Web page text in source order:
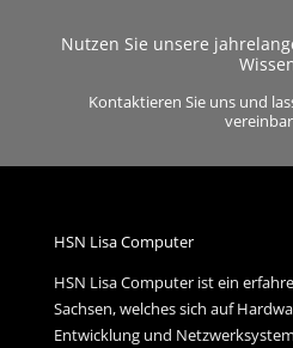
Nutzen Sie unsere
Kontaktieren Sie uns und
HSN Lisa Computer
HSN Lisa Computer ist ein
Sachsen, welches sich auf
Entwicklung und